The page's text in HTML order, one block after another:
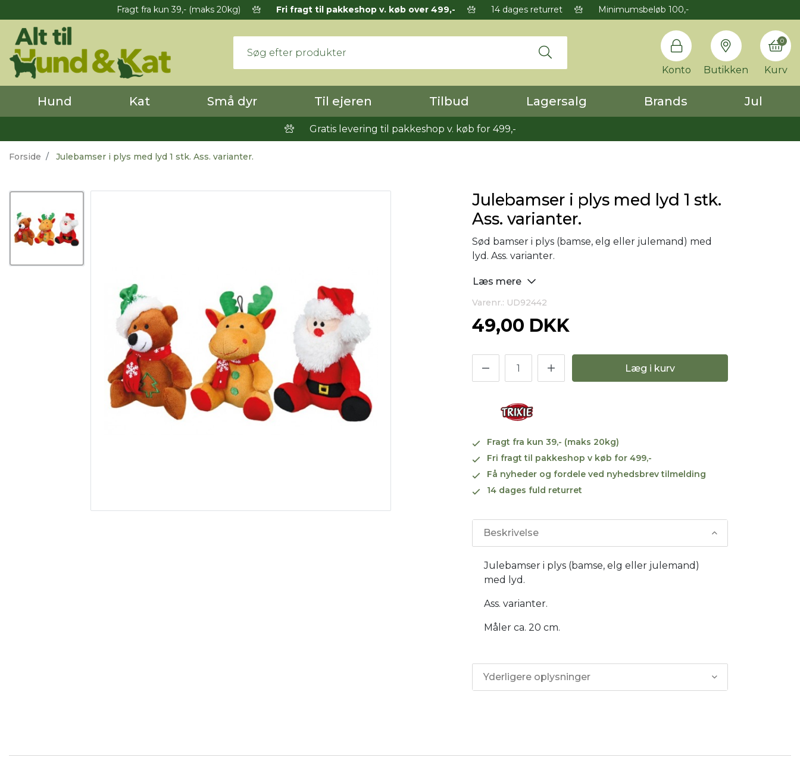
Fragt fra kun 39,- (maks 20kg) Fri fragt til pakkeshop v. køb over 499,- 14 dages returret Minimumsbeløb 100,-
Konto Butikken Kurv
0
Hund Kat Små dyr Til ejeren Tilbud Lagersalg Brands Jul
Gratis levering til pakkeshop v. køb for 499,-
Forside Julebamser i plys med lyd 1 stk. Ass. varianter.
Julebamser i plys med lyd 1 stk.
Ass. varianter.
Sød bamser i plys (bamse, elg eller julemand) med
lyd. Ass. varianter.
Læs mere
Varenr.: UD92442
49,00 DKK
Læg i kurv
Fragt fra kun 39,- (maks 20kg)
Fri fragt til pakkeshop v køb for 499,-
Få nyheder og fordele ved nyhedsbrev tilmelding
14 dages fuld returret
Beskrivelse
Julebamser i plys (bamse, elg eller julemand)
med lyd.
Ass. varianter.
Måler ca. 20 cm.
Yderligere oplysninger